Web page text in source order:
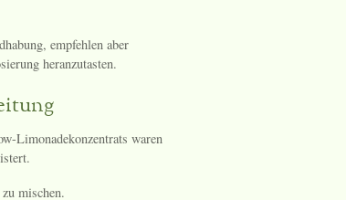
empfehlen aber
heranzutasten.
Limonadekonzentrats waren
mischen.